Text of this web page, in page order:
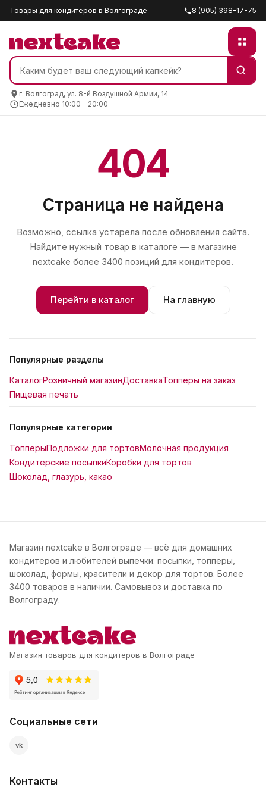
Товары для кондитеров в Волгограде 8 (905) 398-17-75
г. Волгоград, ул. 8-й Воздушной Армии, 14
Ежедневно 10:00 – 20:00
404
Страница не найдена
Возможно, ссылка устарела после обновления сайта.
Найдите нужный товар в каталоге — в магазине
nextcake более 3400 позиций для кондитеров.
Перейти в каталог На главную
Популярные разделы
КаталогРозничный магазинДоставкаТопперы на заказ
Пищевая печать
Популярные категории
ТопперыПодложки для тортовМолочная продукция
Кондитерские посыпкиКоробки для тортов
Шоколад, глазурь, какао
Магазин nextcake в Волгограде — всё для домашних
кондитеров и любителей выпечки: посыпки, топперы,
шоколад, формы, красители и декор для тортов. Более
3400 товаров в наличии. Самовывоз и доставка по
Волгограду.
Магазин товаров для кондитеров в Волгограде
Социальные сети
vk
Контакты